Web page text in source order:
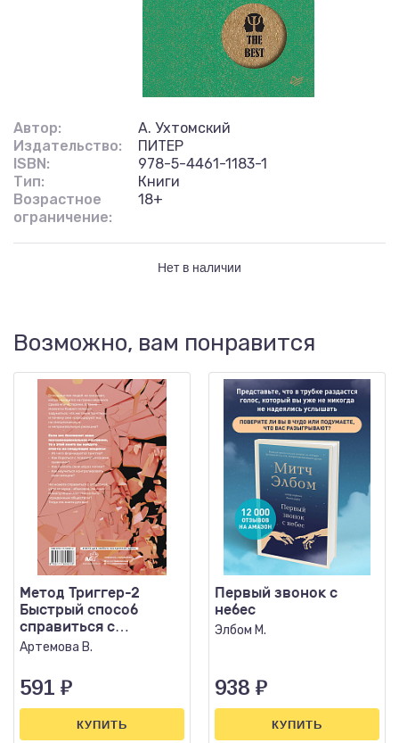
Автор:
А. Ухтомский
Издательство:
ПИТЕР
ISBN:
978-5-4461-1183-1
Тип:
Книги
Возрастное
ограничение:
18+
Нет в наличии
Возможно, вам понравится
Метод Триггер-2
Быстрый способ
справиться с
психологическими
Артемова В.
591 ₽
КУПИТЬ
Первый звонок с
небес
Элбом М.
938 ₽
КУПИТЬ